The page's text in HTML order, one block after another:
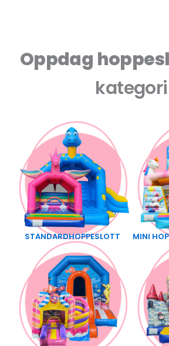
Oppdag
kategori
STANDARDHOPPESLOTT MINI